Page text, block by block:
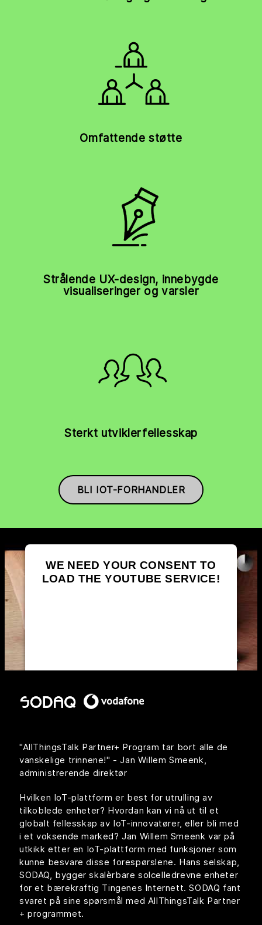
Omfattende støtte
Strålende UX-design, innebygde
visualiseringer og varsler
Sterkt utviklerfellesskap
BLI IOT-FORHANDLER
WE NEED YOUR CONSENT TO
LOAD THE YOUTUBE SERVICE!
"AllThingsTalk Partner+ Program tar bort alle de
vanskelige trinnene!" - Jan Willem Smeenk,
administrerende direktør
Hvilken IoT-plattform er best for utrulling av
tilkoblede enheter? Hvordan kan vi nå ut til et
globalt fellesskap av IoT-innovatører, eller bli med
i et voksende marked? Jan Willem Smeenk var på
utkikk etter en IoT-plattform med funksjoner som
kunne besvare disse forespørslene. Hans selskap,
SODAQ, bygger skalèrbare solcelledrevne enheter
for et bærekraftig Tingenes Internett. SODAQ fant
svaret på sine spørsmål med AllThingsTalk Partner
+ programmet.